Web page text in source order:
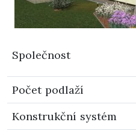
Společnost
Počet podlaží
Konstrukční systém